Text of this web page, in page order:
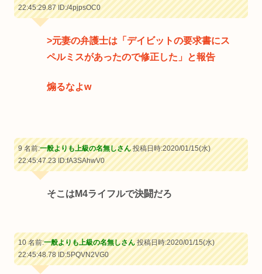
22:45:29.87ID:/4pjpsOC0
>元妻の弁護士は「デイビットの要求書にス
ペルミスがあったので修正した」と報告
煽るなよw
9 名前:一般よりも上級の名無しさん投稿日時:2020/01/15(水)
22:45:47.23ID:fA3SAhwV0
そこはM4ライフルで決闘だろ
10 名前:一般よりも上級の名無しさん投稿日時:2020/01/15(水)
22:45:48.78ID:5PQVN2VG0